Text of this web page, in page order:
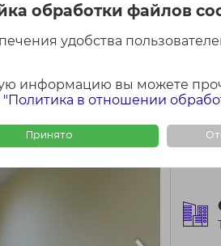
обработки файлов
удобства
информацию вы можете
"Политика в отношении
Принято
г.